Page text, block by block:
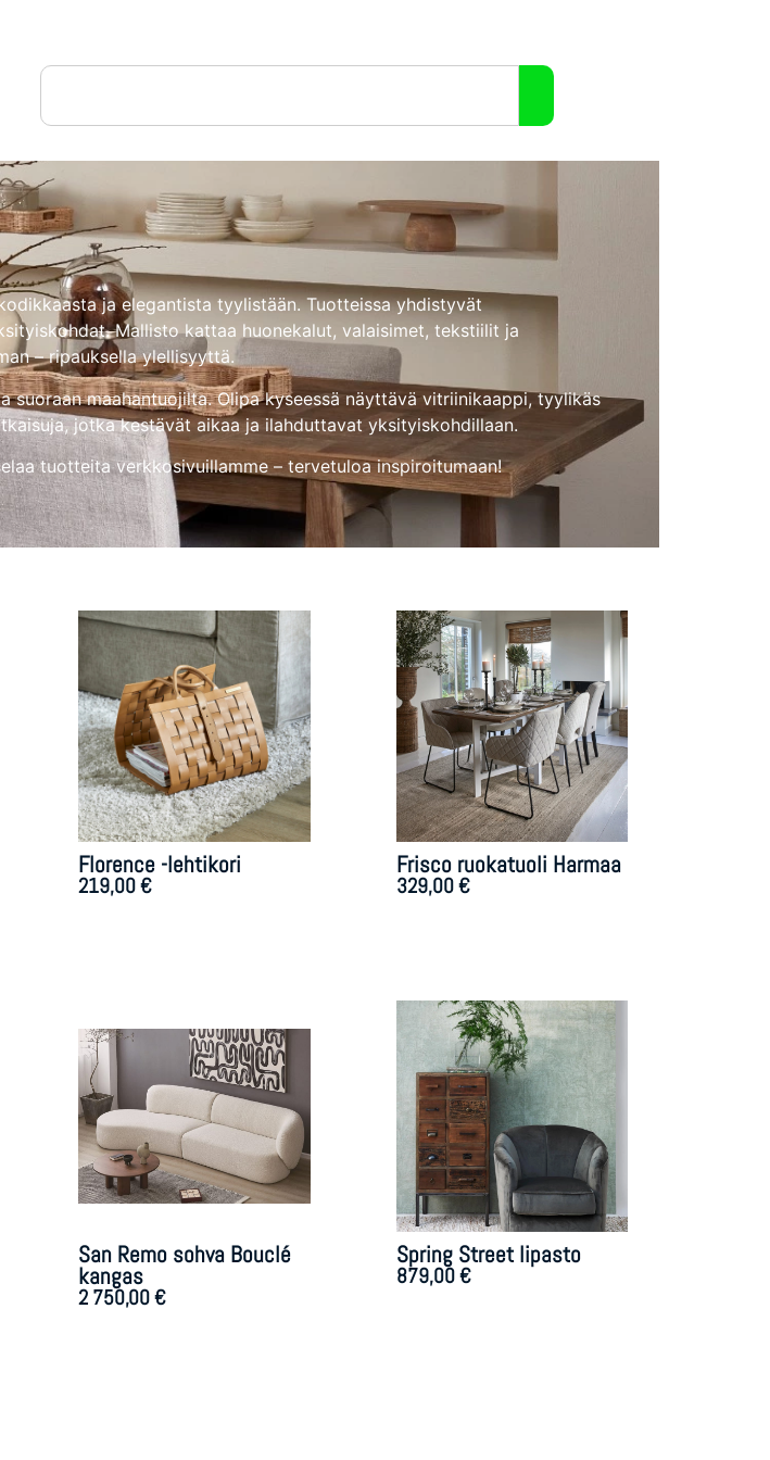
ja elegantista tyylistään. Tuotteissa yhdistyvät
Mallisto kattaa huonekalut, valaisimet, tekstiilit ja
– ripauksella ylellisyyttä.
maahantuojilta. Olipa kyseessä näyttävä vitriinikaappi, tyylikäs
jotka kestävät aikaa ja ilahduttavat yksityiskohdillaan.
tuotteita verkkosivuillamme – tervetuloa inspiroitumaan!
Florence -lehtikori
219,00€
Frisco ruokatuoli Harmaa
329,00€
San Remo sohva Bouclé
kangas
2 750,00€
Spring Street lipasto
879,00€